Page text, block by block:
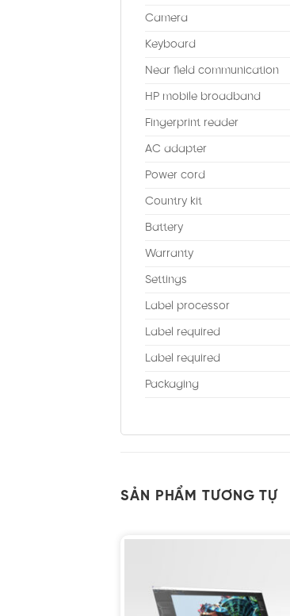
Camera
Keyboard
Near field communication
HP mobile broadband
Fingerprint reader
AC adapter
Power cord
Country kit
Battery
Warranty
Settings
Label processor
Label required
Label required
Packaging
SẢN PHẨM TƯƠNG TỰ